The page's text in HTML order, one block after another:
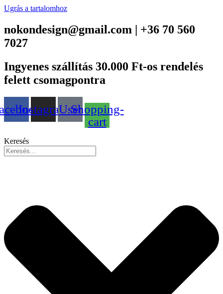
Ugrás a tartalomhoz
nokondesign@gmail.com | +36 70 560
7027
Ingyenes szállítás 30.000 Ft-os rendelés
felett csomagpontra
InstagramUserShopping-
cart
Keresés